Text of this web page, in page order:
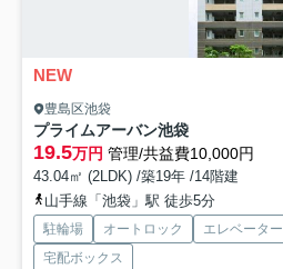
NEW
豊島区池袋
プライムアーバン池袋
19.5万円 管理/共益費10,000円
43.04㎡ (2LDK) /築19年 /14階建
山手線「池袋」駅 徒歩5分
駐輪場 オートロック エレベーター
宅配ボックス